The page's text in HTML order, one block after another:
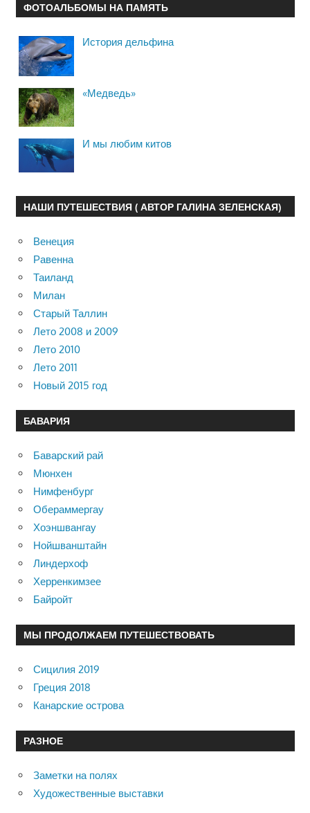
ФОТОАЛЬБОМЫ НА ПАМЯТЬ
История дельфина
«Медведь»
И мы любим китов
НАШИ ПУТЕШЕСТВИЯ ( АВТОР ГАЛИНА ЗЕЛЕНСКАЯ)
Венеция
Равенна
Таиланд
Милан
Старый Таллин
Лето 2008 и 2009
Лето 2010
Лето 2011
Новый 2015 год
БАВАРИЯ
Баварский рай
Мюнхен
Нимфенбург
Обераммергау
Хоэншвангау
Нойшванштайн
Линдерхоф
Херренкимзее
Байройт
МЫ ПРОДОЛЖАЕМ ПУТЕШЕСТВОВАТЬ
Сицилия 2019
Греция 2018
Канарские острова
РАЗНОЕ
Заметки на полях
Художественные выставки